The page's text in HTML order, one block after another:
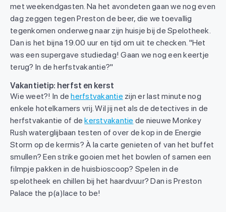
met weekendgasten. Na het avondeten gaan we nog even
dag zeggen tegen Preston de beer, die we toevallig
tegenkomen onderweg naar zijn huisje bij de Spelotheek.
Dan is het bijna 19.00 uur en tijd om uit te checken. "Het
was een supergave studiedag! Gaan we nog een keertje
terug? In de herfstvakantie?"
Vakantietip: herfst en kerst
Wie weet?! In deherfstvakantie zijn er last minute nog
enkele hotelkamers vrij. Wil jij net als de detectives in de
herfstvakantie of dekerstvakantie de nieuwe Monkey
Rush waterglijbaan testen of over de kop in de Energie
Storm op de kermis? À la carte genieten of van het buffet
smullen? Een strike gooien met het bowlen of samen een
filmpje pakken in de huisbioscoop? Spelen in de
spelotheek en chillen bij het haardvuur? Dan is Preston
Palace the p(a)lace to be!